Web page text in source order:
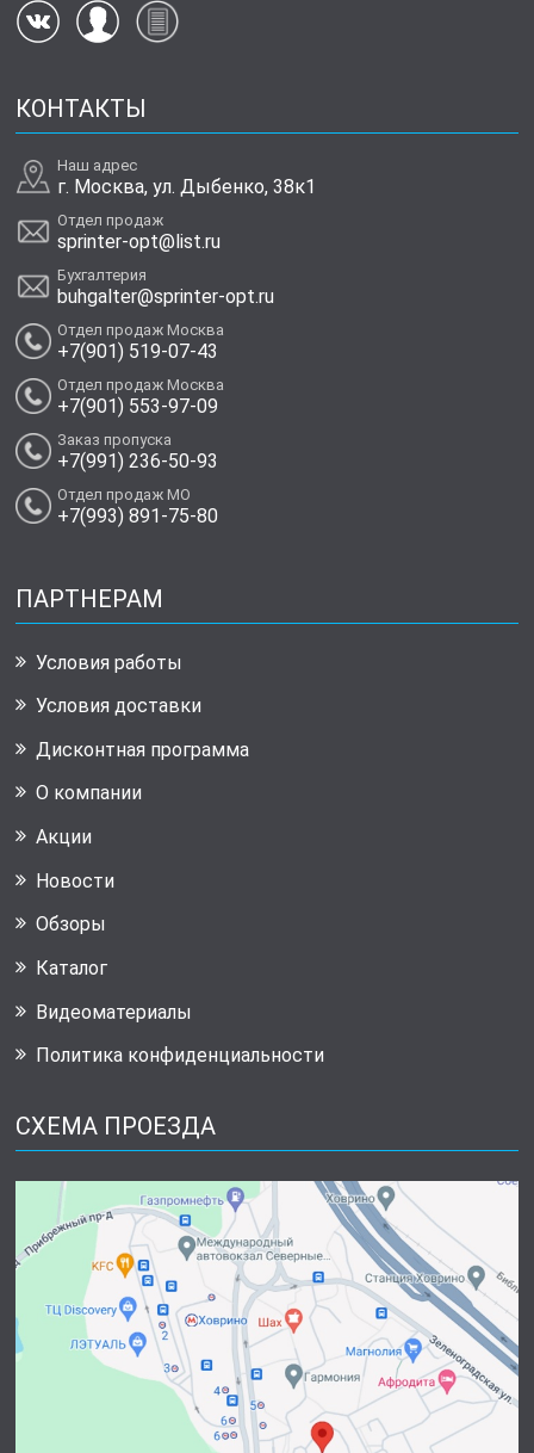
КОНТАКТЫ
Наш адрес
г. Москва, ул. Дыбенко, 38к1
Отдел продаж
sprinter-opt@list.ru
Бухгалтерия
buhgalter@sprinter-opt.ru
Отдел продаж Москва
+7(901) 519-07-43
Отдел продаж Москва
+7(901) 553-97-09
Заказ пропуска
+7(991) 236-50-93
Отдел продаж МО
+7(993) 891-75-80
ПАРТНЕРАМ
Условия работы
Условия доставки
Дисконтная программа
О компании
Акции
Новости
Обзоры
Каталог
Видеоматериалы
Политика конфиденциальности
СХЕМА ПРОЕЗДА